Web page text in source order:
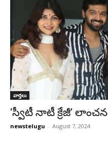
వార్తలు
‘స్వీటీ నాటీ క్రేజీ’
newstelugu - August 7, 2024